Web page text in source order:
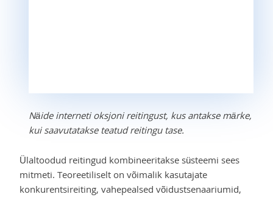
Näide interneti oksjoni reitingust, kus antakse märke,
kui saavutatakse teatud reitingu tase.
Ülaltoodud reitingud kombineeritakse süsteemi sees
mitmeti. Teoreetiliselt on võimalik kasutajate
konkurentsireiting, vahepealsed võidustsenaariumid,